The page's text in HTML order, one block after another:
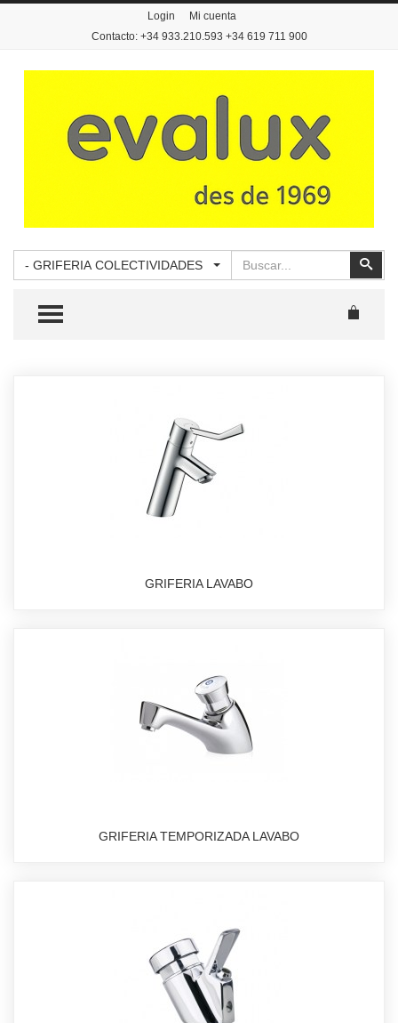
Login
Mi cuenta
Contacto: +34 933.210.593 +34 619 711 900
- GRIFERIA COLECTIVIDADES
TOGGLE MENU
GRIFERIA LAVABO
GRIFERIA TEMPORIZADA LAVABO